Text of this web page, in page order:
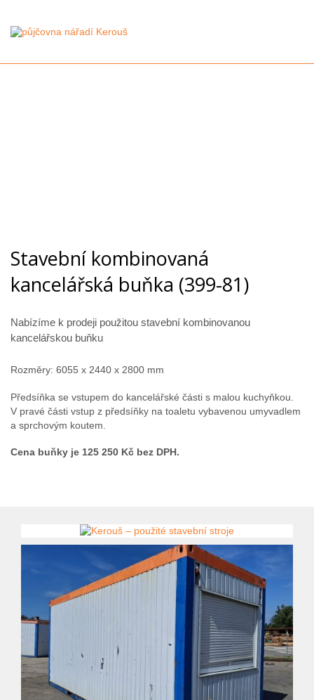
Stavební kombinovaná
kancelářská buňka (399-81)
Nabízíme k prodeji použitou stavební kombinovanou
kancelářskou buňku
Rozměry: 6055 x 2440 x 2800 mm
Předsíňka se vstupem do kancelářské části s malou kuchyňkou.
V pravé části vstup z předsíňky na toaletu vybavenou umyvadlem
a sprchovým koutem.
Cena buňky je 125 250 Kč bez DPH.